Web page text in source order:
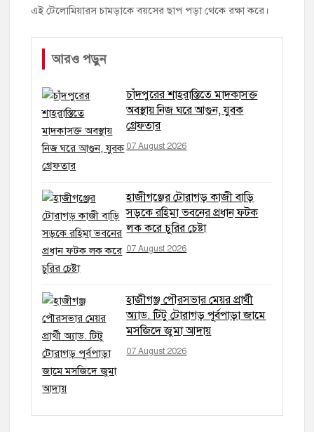
এই টেলোমিয়ারস চামড়াকে বয়সের ছাপ পড়া থেকে রক্ষা করে।
আরও পড়ুন
চাঁদপুরের শাহরাস্তিতে মাদকাসক্ত
অবস্থায় নিজ ঘরে আগুন, যুবক
গ্রেফতার
07 August 2026
হাজীগঞ্জের টোরাগড় কাজী বাড়ি
সড়কে রহিমা ভবনের প্রধান ফটক
লক করে চুরির চেষ্টা
07 August 2026
হাজীগঞ্জ পৌরসভার মেয়র প্রার্থী
অ্যাড. টিটু টোরাগড় পূর্বপাড়া জামে
মসজিদে জুমা আদায়
07 August 2026